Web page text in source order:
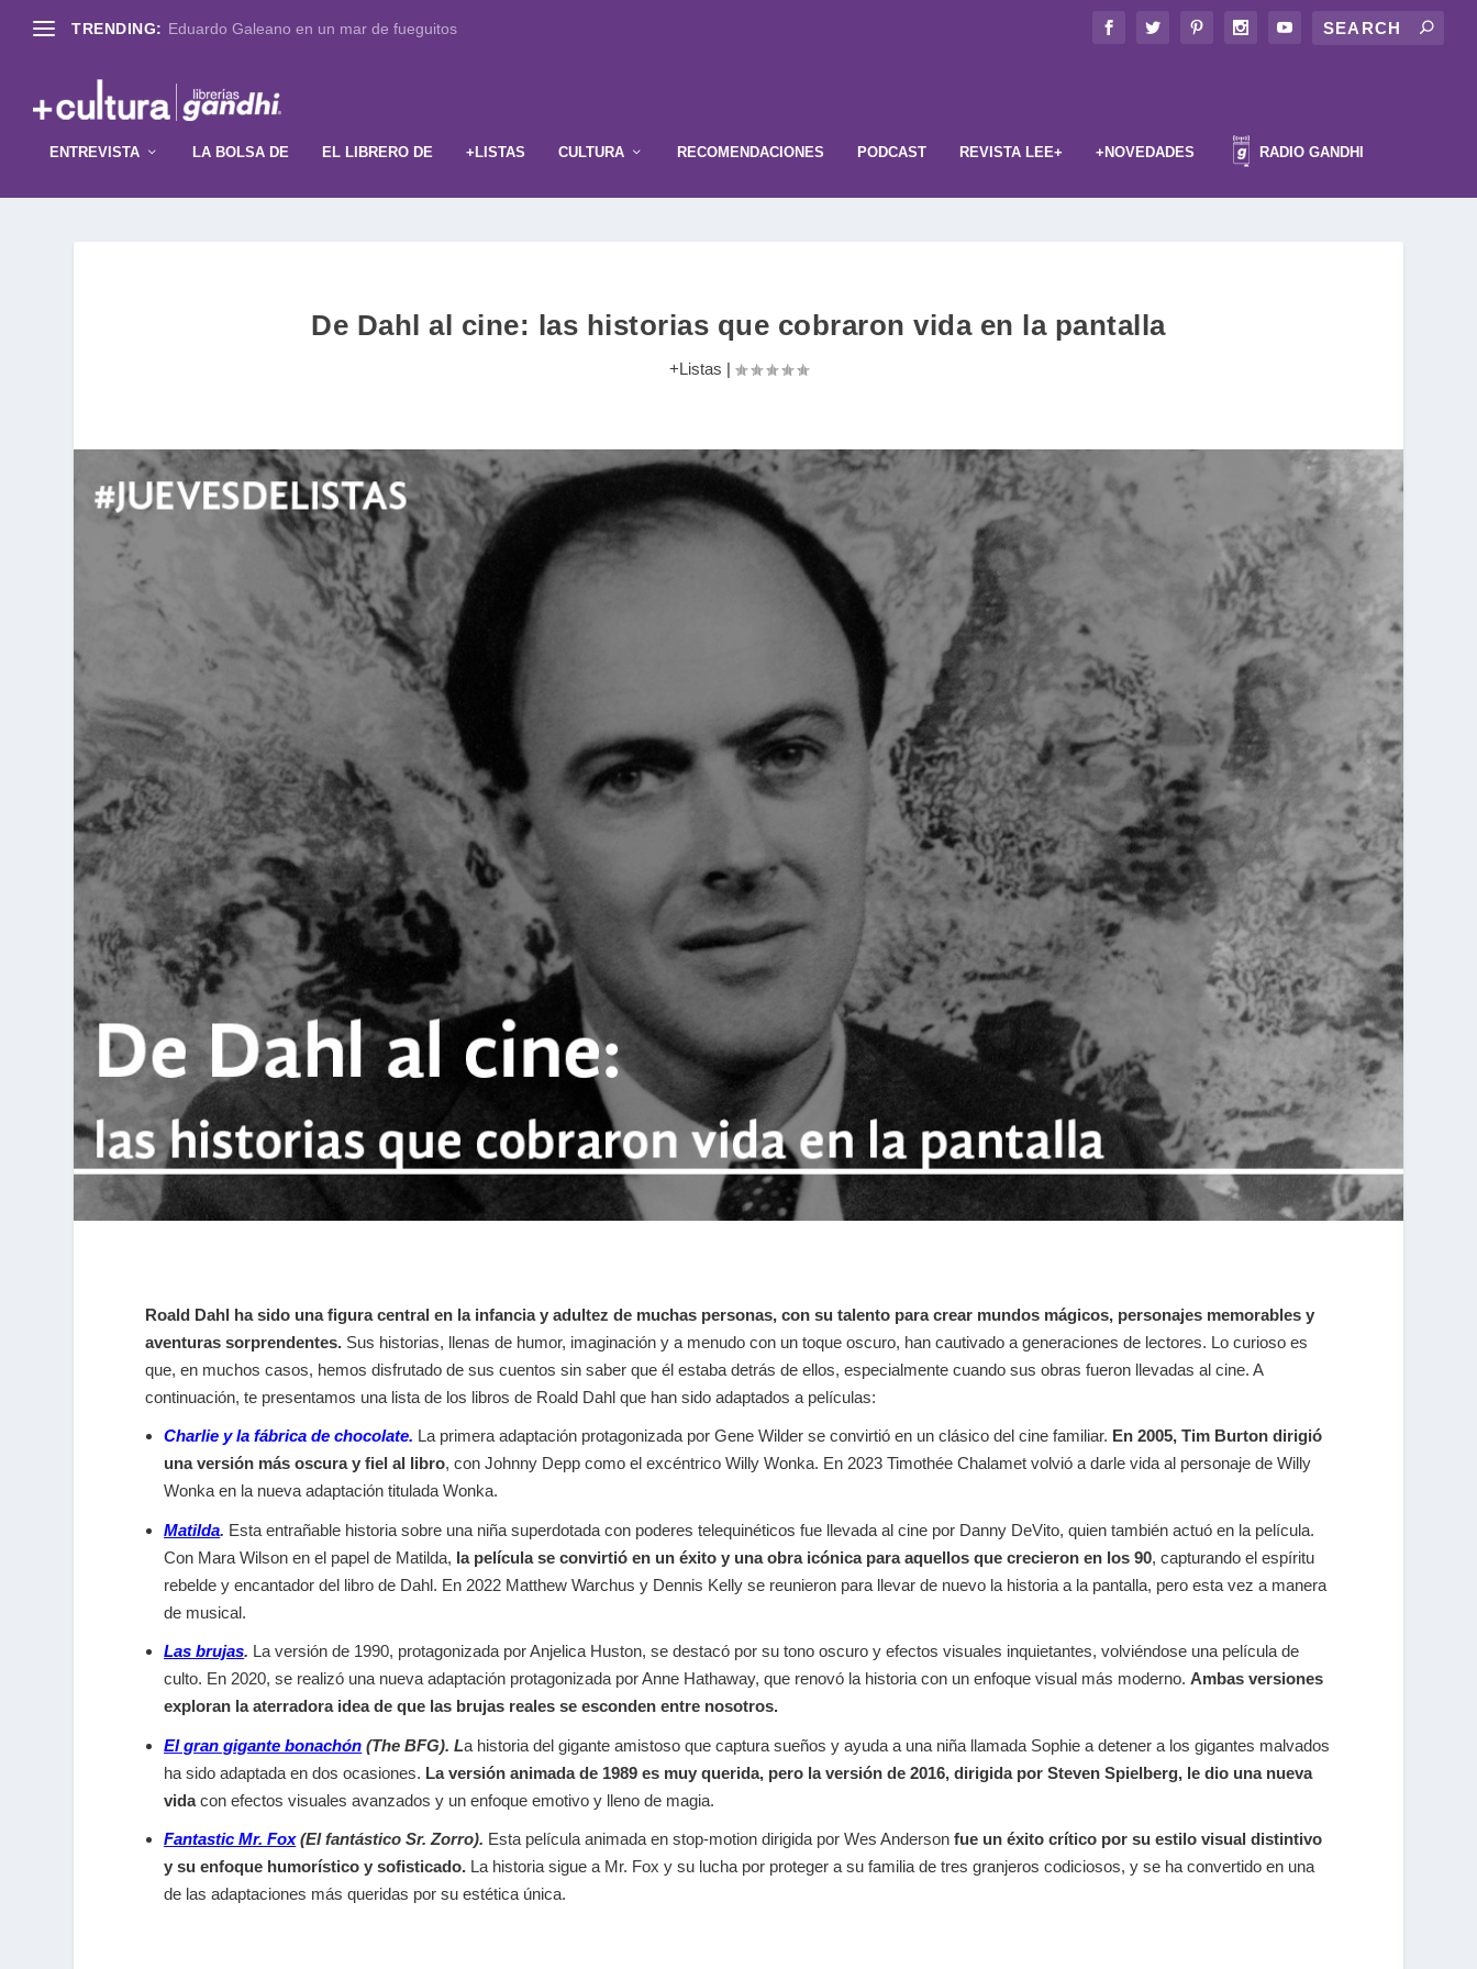
TRENDING: Eduardo Galeano en un mar de fueguitos
ENTREVISTA LA BOLSA DE EL LIBRERO DE +LISTAS CULTURA RECOMENDACIONES PODCAST REVISTA LEE+ +NOVEDADES RADIO GANDHI
De Dahl al cine: las historias que cobraron vida en la pantalla
+Listas
Roald Dahl ha sido una figura central en la infancia y adultez de muchas personas, con su talento para crear mundos mágicos, personajes memorables y
aventuras sorprendentes. Sus historias, llenas de humor, imaginación y a menudo con un toque oscuro, han cautivado a generaciones de lectores. Lo curioso es
que, en muchos casos, hemos disfrutado de sus cuentos sin saber que él estaba detrás de ellos, especialmente cuando sus obras fueron llevadas al cine. A
continuación, te presentamos una lista de los libros de Roald Dahl que han sido adaptados a películas:
Charlie y la fábrica de chocolate. La primera adaptación protagonizada por Gene Wilder se convirtió en un clásico del cine familiar. En 2005, Tim Burton dirigió
una versión más oscura y fiel al libro, con Johnny Depp como el excéntrico Willy Wonka. En 2023 Timothée Chalamet volvió a darle vida al personaje de Willy
Wonka en la nueva adaptación titulada Wonka.
Matilda. Esta entrañable historia sobre una niña superdotada con poderes telequinéticos fue llevada al cine por Danny DeVito, quien también actuó en la película.
Con Mara Wilson en el papel de Matilda, la película se convirtió en un éxito y una obra icónica para aquellos que crecieron en los 90, capturando el espíritu
rebelde y encantador del libro de Dahl. En 2022 Matthew Warchus y Dennis Kelly se reunieron para llevar de nuevo la historia a la pantalla, pero esta vez a manera
de musical.
Las brujas. La versión de 1990, protagonizada por Anjelica Huston, se destacó por su tono oscuro y efectos visuales inquietantes, volviéndose una película de
culto. En 2020, se realizó una nueva adaptación protagonizada por Anne Hathaway, que renovó la historia con un enfoque visual más moderno.Ambas versiones
exploran la aterradora idea de que las brujas reales se esconden entre nosotros.
El gran gigante bonachón (The BFG). La historia del gigante amistoso que captura sueños y ayuda a una niña llamada Sophie a detener a los gigantes malvados
ha sido adaptada en dos ocasiones. La versión animada de 1989 es muy querida, pero la versión de 2016, dirigida por Steven Spielberg, le dio una nueva
vidacon efectos visuales avanzados y un enfoque emotivo y lleno de magia.
Fantastic Mr. Fox(El fantástico Sr. Zorro). Esta película animada en stop-motion dirigida por Wes Andersonfue un éxito crítico por su estilo visual distintivo
y su enfoque humorístico y sofisticado. La historia sigue a Mr. Fox y su lucha por proteger a su familia de tres granjeros codiciosos, y se ha convertido en una
de las adaptaciones más queridas por su estética única.